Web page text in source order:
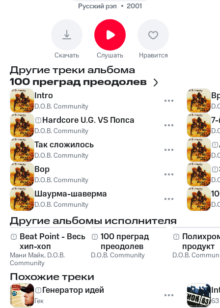
Русский рэп
2001
Скачать Слушать Нравится
Другие треки альбома
100 преград преодолев
Intro
D.O.B. Community
Hardcore U.G. VS Попса
D.O.B. Community
Так сложилось
D.O.B. Community
Вор
D.O.B. Community
Шаурма-шаверма
D.O.B. Community
Другие альбомы исполнителя
Beat Point - Весь
хип-хоп
Мани Майк, D.O.B.
Community
100 преград
преодолев
D.O.B. Community
продукт
D.O.B.
Похожие треки
Генератор идей
Гек